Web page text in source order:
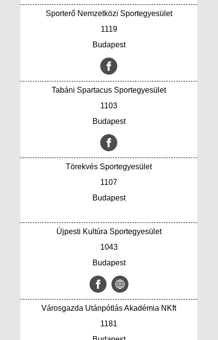
Sporterő Nemzetközi Sportegyesület
1119
Budapest
Tabáni Spartacus Sportegyesület
1103
Budapest
Törekvés Sportegyesület
1107
Budapest
Újpesti Kultúra Sportegyesület
1043
Budapest
Városgazda Utánpótlás Akadémia NKft
1181